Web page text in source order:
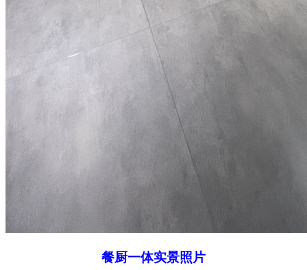
餐厨一体实景照片